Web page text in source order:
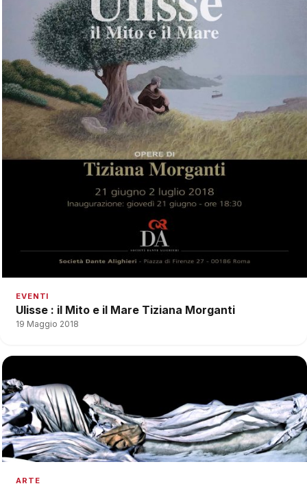
EVENTI
Ulisse : il Mito e il Mare Tiziana Morganti
19 Maggio 2018
ARTE